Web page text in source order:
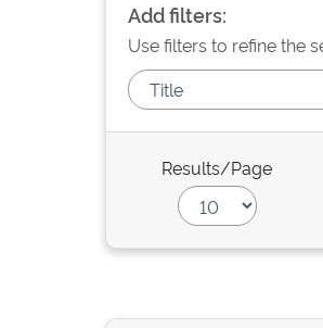
Add filters:
Use filters to refine the
Results/Page